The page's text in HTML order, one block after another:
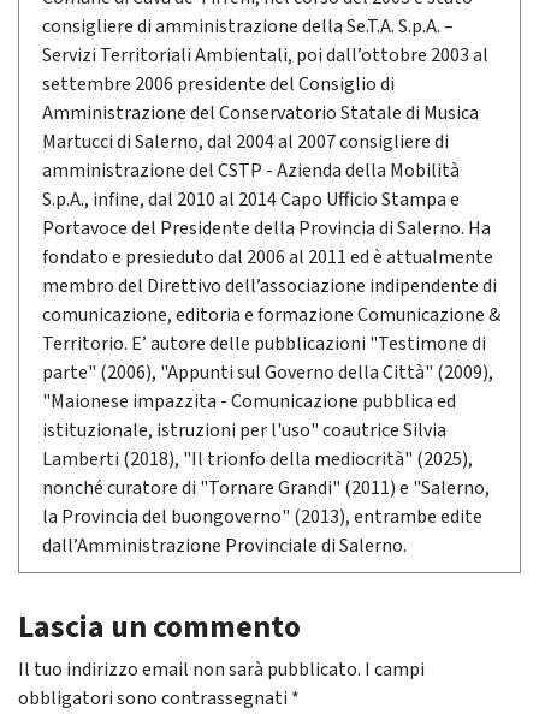
consigliere di amministrazione della Se.T.A. S.p.A. –
Servizi Territoriali Ambientali, poi dall’ottobre 2003 al
settembre 2006 presidente del Consiglio di
Amministrazione del Conservatorio Statale di Musica
Martucci di Salerno, dal 2004 al 2007 consigliere di
amministrazione del CSTP - Azienda della Mobilità
S.p.A., infine, dal 2010 al 2014 Capo Ufficio Stampa e
Portavoce del Presidente della Provincia di Salerno. Ha
fondato e presieduto dal 2006 al 2011 ed è attualmente
membro del Direttivo dell’associazione indipendente di
comunicazione, editoria e formazione Comunicazione &
Territorio. E’ autore delle pubblicazioni "Testimone di
parte" (2006), "Appunti sul Governo della Città" (2009),
"Maionese impazzita - Comunicazione pubblica ed
istituzionale, istruzioni per l'uso" coautrice Silvia
Lamberti (2018), "Il trionfo della mediocrità" (2025),
nonché curatore di "Tornare Grandi" (2011) e "Salerno,
la Provincia del buongoverno" (2013), entrambe edite
dall’Amministrazione Provinciale di Salerno.
Lascia un commento
Il tuo indirizzo email non sarà pubblicato. I campi
obbligatori sono contrassegnati *